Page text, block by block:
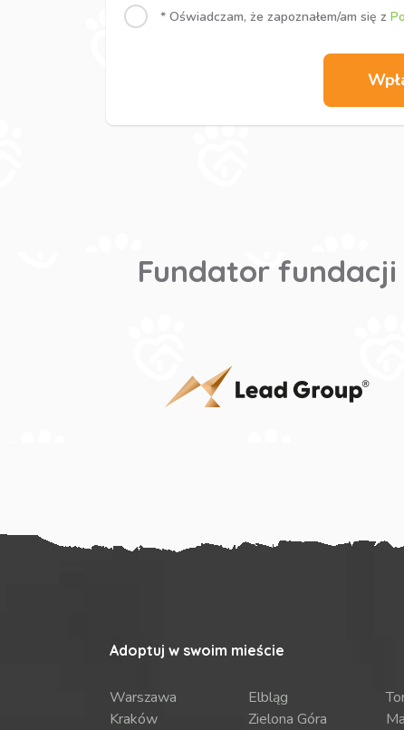
* Oświadczam, że zapoznałem/am się z
Fundator fundacji
Adoptuj w swoim mieście
Warszawa
Kraków
Elbląg
Zielona Góra